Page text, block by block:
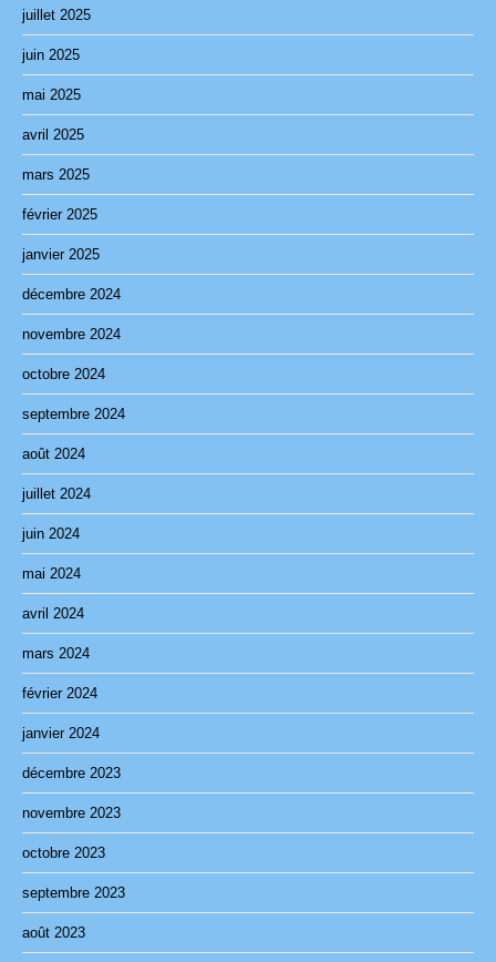
juillet 2025
juin 2025
mai 2025
avril 2025
mars 2025
février 2025
janvier 2025
décembre 2024
novembre 2024
octobre 2024
septembre 2024
août 2024
juillet 2024
juin 2024
mai 2024
avril 2024
mars 2024
février 2024
janvier 2024
décembre 2023
novembre 2023
octobre 2023
septembre 2023
août 2023